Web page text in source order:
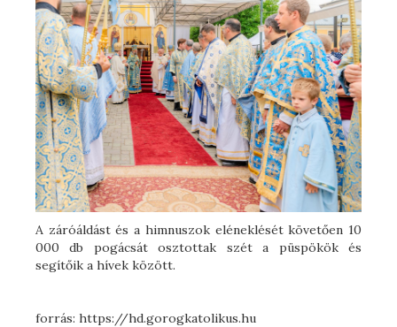
A záróáldást és a himnuszok eléneklését követően 10
000 db pogácsát osztottak szét a püspökök és
segítőik a hívek között.
forrás: https://hd.gorogkatolikus.hu